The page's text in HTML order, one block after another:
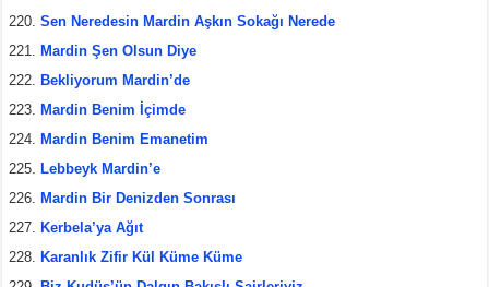
Sen Neredesin Mardin Aşkın Sokağı Nerede
Mardin Şen Olsun Diye
Bekliyorum Mardin’de
Mardin Benim İçimde
Mardin Benim Emanetim
Lebbeyk Mardin’e
Mardin Bir Denizden Sonrası
Kerbela’ya Ağıt
Karanlık Zifir Kül Küme Küme